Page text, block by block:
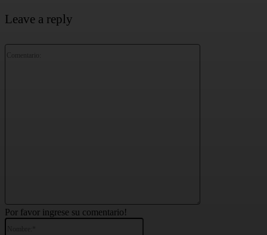
Leave a reply
Comentario:
Por favor ingrese su comentario!